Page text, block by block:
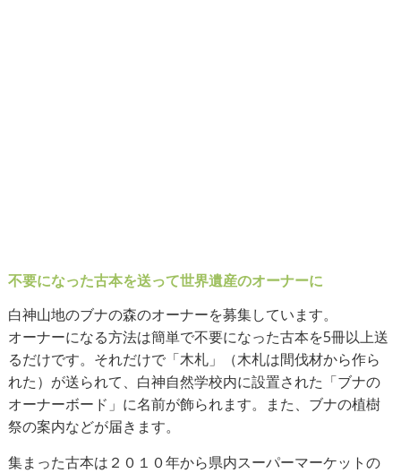
不要になった古本を送って世界遺産のオーナーに
白神山地のブナの森のオーナーを募集しています。
オーナーになる方法は簡単で不要になった古本を5冊以上送
るだけです。それだけで「木札」（木札は間伐材から作ら
れた）が送られて、白神自然学校内に設置された「ブナの
オーナーボード」に名前が飾られます。また、ブナの植樹
祭の案内などが届きます。
集まった古本は２０１０年から県内スーパーマーケットの